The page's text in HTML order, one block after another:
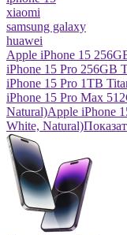
xiaomi
samsung galaxy
huawei
Apple iPhone 15
iPhone 15 Pro 256GB
iPhone 15 Pro 1TB
iPhone 15 Pro Max
Natural)Apple iPhone
White, Natural)